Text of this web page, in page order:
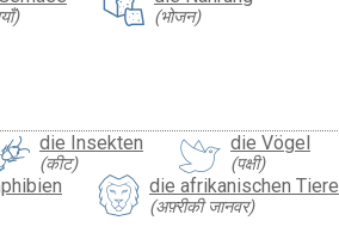
(भोजन)
die Insekten
(कीट)
die Vögel
(पक्षी)
die afrikanischen Tiere
(अफ़्रीकी जानवर)